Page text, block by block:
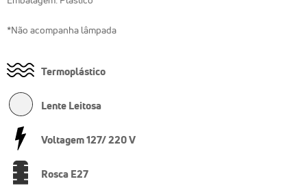
*Não acompanha lâmpada
Termoplástico
Lente Leitosa
Voltagem 127/ 220 V
Rosca E27